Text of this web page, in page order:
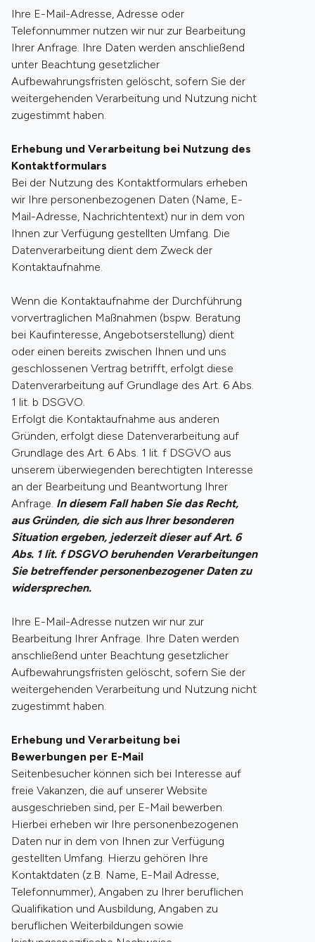
Ihre E-Mail-Adresse, Adresse oder
Telefonnummer nutzen wir nur zur Bearbeitung
Ihrer Anfrage. Ihre Daten werden anschließend
unter Beachtung gesetzlicher
Aufbewahrungsfristen gelöscht, sofern Sie der
weitergehenden Verarbeitung und Nutzung nicht
zugestimmt haben.
Erhebung und Verarbeitung bei Nutzung des
Kontaktformulars
Bei der Nutzung des Kontaktformulars erheben
wir Ihre personenbezogenen Daten (Name, E-
Mail-Adresse, Nachrichtentext) nur in dem von
Ihnen zur Verfügung gestellten Umfang. Die
Datenverarbeitung dient dem Zweck der
Kontaktaufnahme.
Wenn die Kontaktaufnahme der Durchführung
vorvertraglichen Maßnahmen (bspw. Beratung
bei Kaufinteresse, Angebotserstellung) dient
oder einen bereits zwischen Ihnen und uns
geschlossenen Vertrag betrifft, erfolgt diese
Datenverarbeitung auf Grundlage des Art. 6 Abs.
1 lit. b DSGVO.
Erfolgt die Kontaktaufnahme aus anderen
Gründen, erfolgt diese Datenverarbeitung auf
Grundlage des Art. 6 Abs. 1 lit. f DSGVO aus
unserem überwiegenden berechtigten Interesse
an der Bearbeitung und Beantwortung Ihrer
Anfrage. In diesem Fall haben Sie das Recht,
aus Gründen, die sich aus Ihrer besonderen
Situation ergeben, jederzeit dieser auf Art. 6
Abs. 1 lit. f DSGVO beruhenden Verarbeitungen
Sie betreffender personenbezogener Daten zu
widersprechen.
Ihre E-Mail-Adresse nutzen wir nur zur
Bearbeitung Ihrer Anfrage. Ihre Daten werden
anschließend unter Beachtung gesetzlicher
Aufbewahrungsfristen gelöscht, sofern Sie der
weitergehenden Verarbeitung und Nutzung nicht
zugestimmt haben.
Erhebung und Verarbeitung bei
Bewerbungen per E-Mail
Seitenbesucher können sich bei Interesse auf
freie Vakanzen, die auf unserer Website
ausgeschrieben sind, per E-Mail bewerben.
Hierbei erheben wir Ihre personenbezogenen
Daten nur in dem von Ihnen zur Verfügung
gestellten Umfang. Hierzu gehören Ihre
Kontaktdaten (z.B. Name, E-Mail Adresse,
Telefonnummer), Angaben zu Ihrer beruflichen
Qualifikation und Ausbildung, Angaben zu
beruflichen Weiterbildungen sowie